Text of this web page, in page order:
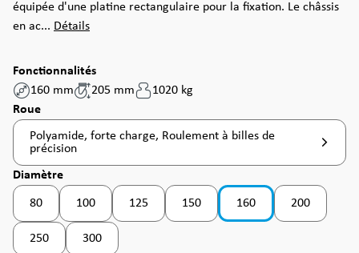
équipée d'une platine rectangulaire pour la fixation. Le châssis
en ac... Détails
Fonctionnalités
160 mm
205 mm
1020 kg
Sélectionnez
Roue
Polyamide, forte charge, Roulement à billes de
précision
Sélectionnez
Diamètre
80
(Cette option n'est pas disponible pour le moment. )
100
(Cette option n'est pas disponible pour le moment. )
125 150 160 200
250 300
(Cette option n'est pas disponible pour le moment. )